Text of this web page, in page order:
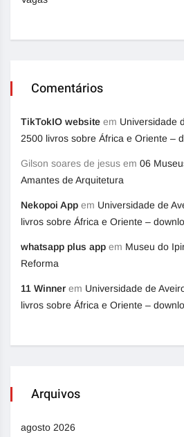
Comentários
TikTokIO website em Universidade
2500 livros sobre África e Oriente –
Gilson soares de jesus em 06
Amantes de Arquitetura
Nekopoi App em Universidade de
livros sobre África e Oriente –
whatsapp plus app em Museu do
Reforma
11 Winner em Universidade de
livros sobre África e Oriente –
Arquivos
agosto 2026